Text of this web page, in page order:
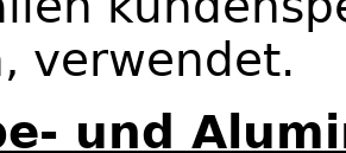
verwendet.
und